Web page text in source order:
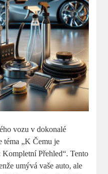
vozu v dokonalé
téma „K Čemu je
Přehled“. Tento
umývá vaše auto, ale